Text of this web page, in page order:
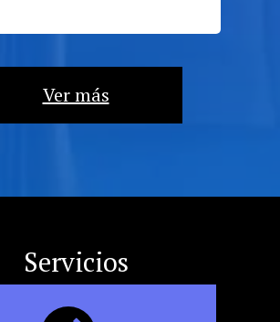
Ver más
Servicios